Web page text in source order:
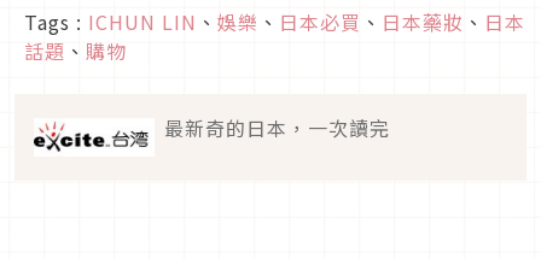
Tags : ICHUN LIN 、 娛樂 、 日本必買 、 日本藥妝 、 日本
話題 、 購物
最新奇的日本，一次讀完